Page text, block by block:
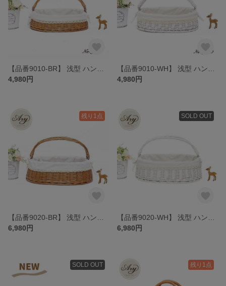
4,980円
4,980円
残り1点
6,980円
SOLD OUT
6,980円
SOLD OUT 残り1点